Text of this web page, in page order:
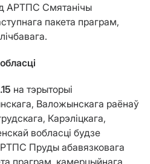
АРТПС Смятанічы
пакета праграм,
на тэрыторыі
Валожынскага раёнаў
Карэліцкага,
вобласці будзе
Пруды абавязковага